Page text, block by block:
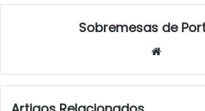
Sobremesas de